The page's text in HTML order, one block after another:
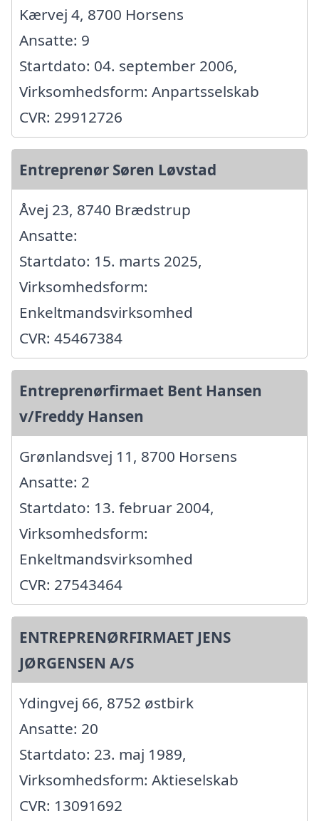
Kærvej 4, 8700 Horsens
Ansatte: 9
Startdato: 04. september 2006,
Virksomhedsform: Anpartsselskab
CVR: 29912726
Entreprenør Søren Løvstad
Åvej 23, 8740 Brædstrup
Ansatte:
Startdato: 15. marts 2025,
Virksomhedsform:
Enkeltmandsvirksomhed
CVR: 45467384
Entreprenørfirmaet Bent Hansen
v/Freddy Hansen
Grønlandsvej 11, 8700 Horsens
Ansatte: 2
Startdato: 13. februar 2004,
Virksomhedsform:
Enkeltmandsvirksomhed
CVR: 27543464
ENTREPRENØRFIRMAET JENS
JØRGENSEN A/S
Ydingvej 66, 8752 østbirk
Ansatte: 20
Startdato: 23. maj 1989,
Virksomhedsform: Aktieselskab
CVR: 13091692